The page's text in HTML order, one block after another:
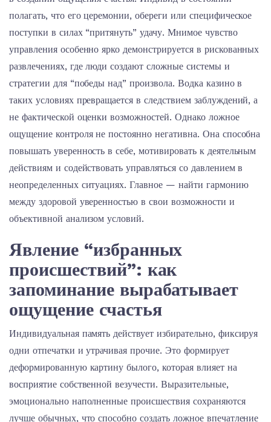
полагать, что его церемонии, обереги или специфическое
поступки в силах “притянуть” удачу. Мнимое чувство
управления особенно ярко демонстрируется в рискованных
развлечениях, где люди создают сложные системы и
стратегии для “победы над” произвола. Водка казино в
таких условиях превращается в следствием заблуждений, а
не фактической оценки возможностей. Однако ложное
ощущение контроля не постоянно негативна. Она способна
повышать уверенность в себе, мотивировать к деятельным
действиям и содействовать управляться со давлением в
неопределенных ситуациях. Главное — найти гармонию
между здоровой уверенностью в свои возможности и
объективной анализом условий.
Явление “избранных
происшествий”: как
запоминание вырабатывает
ощущение счастья
Индивидуальная память действует избирательно, фиксируя
одни отпечатки и утрачивая прочие. Это формирует
деформированную картину былого, которая влияет на
восприятие собственной везучести. Выразительные,
эмоционально наполненные происшествия сохраняются
лучше обычных, что способно создать ложное впечатление